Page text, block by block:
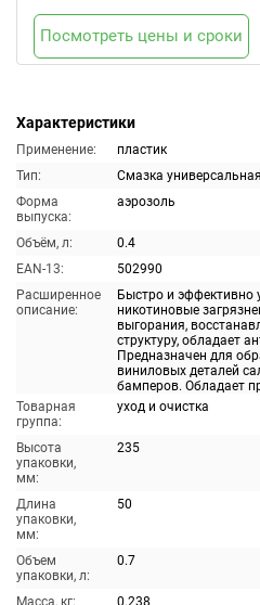
Характеристики
Применение:
пластик
Тип:
Смазка универсальная
Форма
выпуска:
аэрозоль
Объём, л:
0.4
EAN-13:
502990
Расширенное
описание:
Быстро и эффективно
никотиновые
выгорания,
структуру, обладает
Предназначен для
виниловых деталей
бамперов. Обладает
Товарная
группа:
уход и очистка
Высота
упаковки,
мм:
235
Длина
упаковки,
мм:
50
Объем
упаковки, л:
0.7
Масса, кг:
0.238
Посмотреть цены и сроки